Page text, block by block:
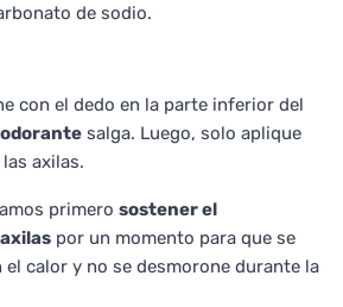
de sodio.
con el dedo en la parte inferior del
salga. Luego, solo aplique
axilas.
primero sostener el
por un momento para que se
calor y no se desmorone durante la